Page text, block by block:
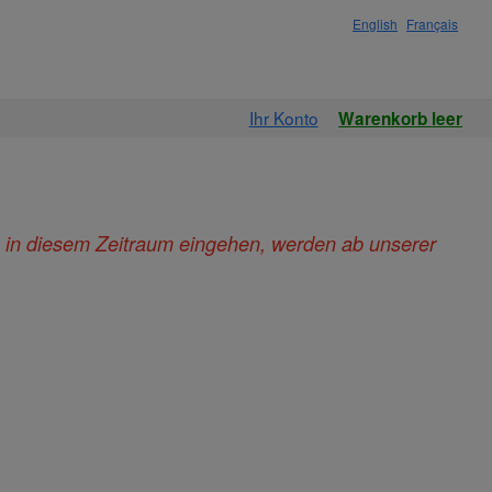
English Français
Ihr Konto Warenkorb leer
diesem Zeitraum eingehen, werden ab unserer